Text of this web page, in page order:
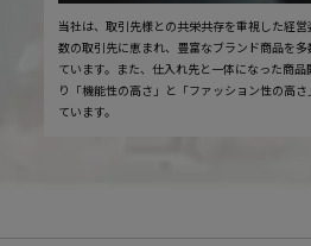
当社は、取引先様との共栄共存を重視した経
数の取引先に恵まれ、豊富なブランド商品を
ています。また、仕入れ先と一体になった商
り「機能性の高さ」と「ファッション性の高
ています。